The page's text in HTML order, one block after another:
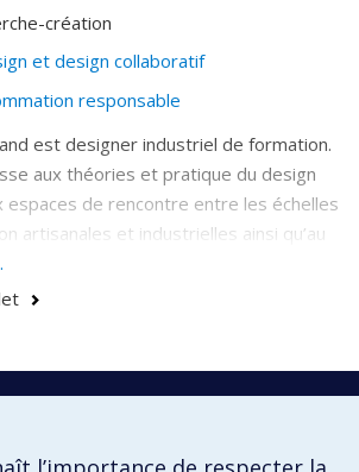
création
et design collaboratif
responsable
est designer industriel de formation.
aux théories et pratique du design
espaces de rencontre entre les échelles
artisanales et industrielles ainsi qu’au
comme moyen de
de la culture.
organisations de la Nation Atikamekw, à
de recherche-action et de recherche-
design visant à soutenir le